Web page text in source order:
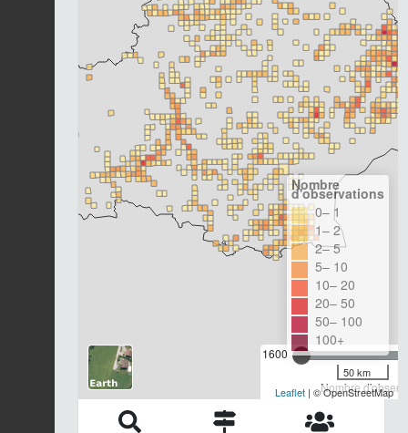
1600
Nombre
Nombre
d'observations
0– 1
1– 2
2– 5
5– 10
10– 20
20– 50
50– 100
100+
50 km
Leaflet | © OpenStreetMap